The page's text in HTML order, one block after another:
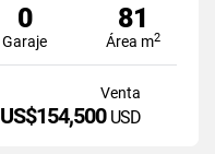
0
Garaje
81
Área m2
Venta
US$154,500 USD